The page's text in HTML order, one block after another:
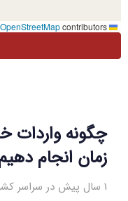
چگونه واردات
زمان انجام
1 سال پیش در سراسر کشور
OpenStreetMapcontributors